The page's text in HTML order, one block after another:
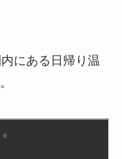
にある日帰り温